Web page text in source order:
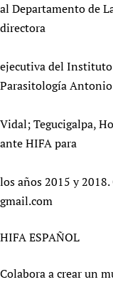
al Departamento de
directora
ejecutiva del Instituto
Parasitología Antonio
Vidal; Tegucigalpa,
ante HIFA para
los años 2015 y
gmail.com
HIFA ESPAÑOL
Colabora a crear un